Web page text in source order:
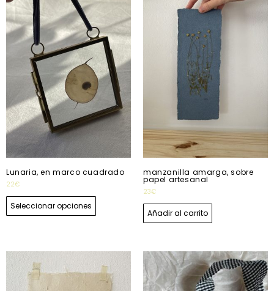
Lunaria, en marco cuadrado
22€
Seleccionar opciones
manzanilla amarga, sobre
papel artesanal
23€
Añadir al carrito